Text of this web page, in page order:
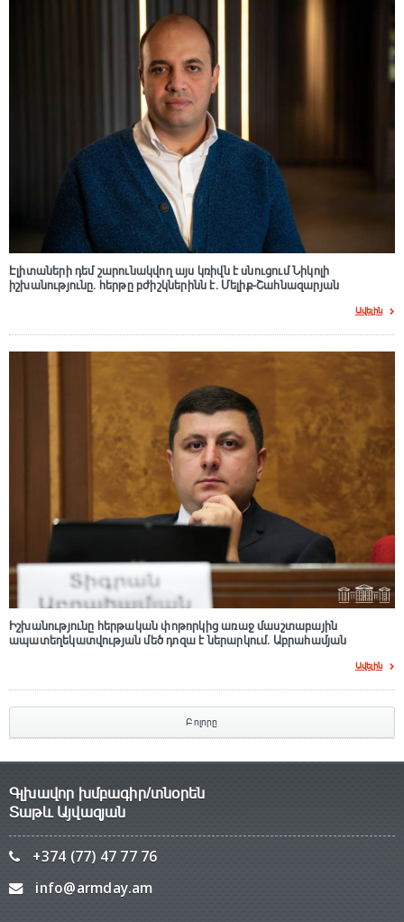
Էլիտաների դեմ շարունակվող այս կռիվն է սնուցում Նիկոլի
իշխանությունը. հերթը բժիշկներինն է. Մելիք-Շահնազարյան
Ավելին
Իշխանությունը հերթական փոթորկից առաջ մասշտաբային
ապատեղեկատվության մեծ դnզա է ներարկում․ Աբրահամյան
Ավելին
Բոլորը
Գլխավոր խմբագիր/տնօրեն
Տաթև Այվազյան
+374 (77) 47 77 76
info@armday.am